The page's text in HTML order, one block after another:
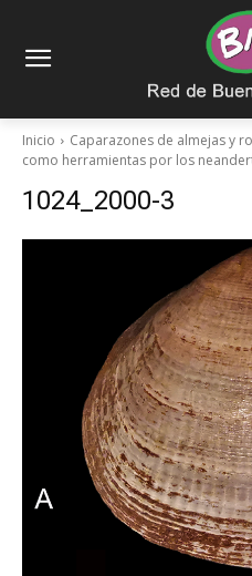
Inicio
Caparazones de almejas y
como herramientas por los
1024_2000-3